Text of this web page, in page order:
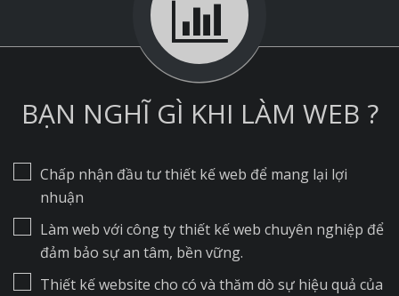
BẠN NGHĨ GÌ KHI LÀM WEB ?
Chấp nhận đầu tư thiết kế web để mang lại lợi
nhuận
Làm web với công ty thiết kế web chuyên nghiệp để
đảm bảo sự an tâm, bền vững.
Thiết kế website cho có và thăm dò sự hiệu quả của